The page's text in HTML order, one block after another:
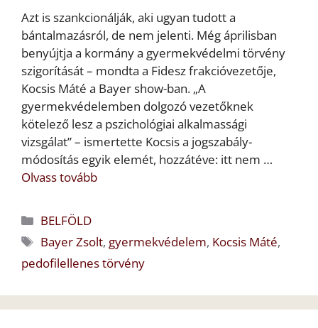
Azt is szankcionálják, aki ugyan tudott a
bántalmazásról, de nem jelenti. Még áprilisban
benyújtja a kormány a gyermekvédelmi törvény
szigorítását – mondta a Fidesz frakcióvezetője,
Kocsis Máté a Bayer show-ban. „A
gyermekvédelemben dolgozó vezetőknek
kötelező lesz a pszichológiai alkalmassági
vizsgálat” – ismertette Kocsis a jogszabály-
módosítás egyik elemét, hozzátéve: itt nem …
Olvass tovább
Kategória
BELFÖLD
Címkék
Bayer Zsolt, gyermekvédelem, Kocsis Máté,
pedofilellenes törvény